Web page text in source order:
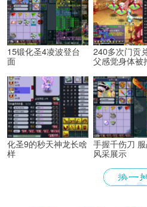
15锻化圣4凌波登台
面
240多次门贡
父感觉身体被
化圣9的秒天神龙长啥
样
手握千伤刀
风采展示